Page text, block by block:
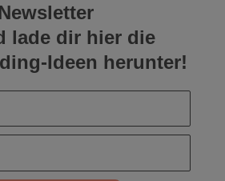
lade dir hier die
Ideen herunter!